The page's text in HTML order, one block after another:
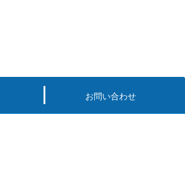
お問い合わせ